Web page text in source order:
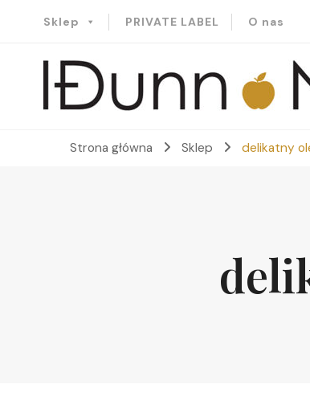
Sklep PRIVATE LABEL O nas
Idunn-Naturals
Strona główna Sklep delikatny